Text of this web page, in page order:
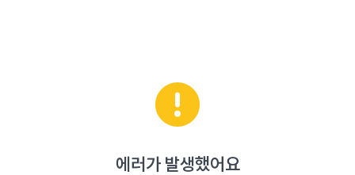
에러가 발생했어요